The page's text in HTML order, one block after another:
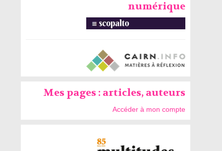
numérique
Mes pages : articles, auteurs
Accéder à mon compte